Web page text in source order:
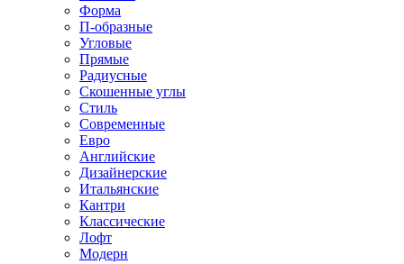
Форма
П-образные
Угловые
Прямые
Радиусные
Скошенные углы
Стиль
Современные
Евро
Английские
Дизайнерские
Итальянские
Кантри
Классические
Лофт
Модерн